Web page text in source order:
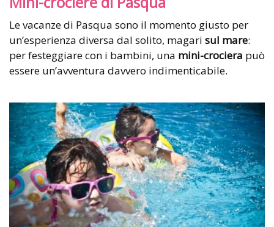
Le vacanze di Pasqua sono il momento giusto per
un’esperienza diversa dal solito, magari sul mare:
per festeggiare con i bambini, una mini-crociera può
essere un’avventura davvero indimenticabile.